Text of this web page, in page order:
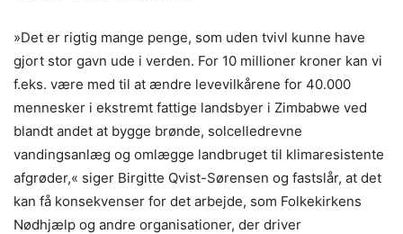
»Det er rigtig mange penge, som uden tvivl kunne have
gjort stor gavn ude i verden. For 10 millioner kroner kan vi
f.eks. være med til at ændre levevilkårene for 40.000
mennesker i ekstremt fattige landsbyer i Zimbabwe ved
blandt andet at bygge brønde, solcelledrevne
vandingsanlæg og omlægge landbruget til klimaresistente
afgrøder,« siger Birgitte Qvist-Sørensen og fastslår, at det
kan få konsekvenser for det arbejde, som Folkekirkens
Nødhjælp og andre organisationer, der driver